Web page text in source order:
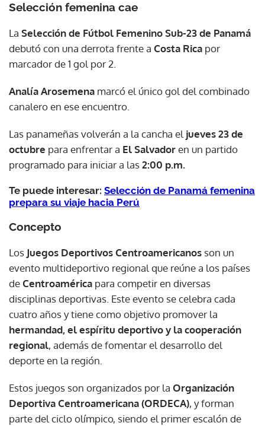
Selección femenina cae
La Selección de Fútbol Femenino Sub-23 de Panamá
debutó con una derrota frente a Costa Rica por
marcador de 1 gol por 2.
Analía Arosemena marcó el único gol del combinado
canalero en ese encuentro.
Las panameñas volverán a la cancha el jueves 23 de
octubre para enfrentar a El Salvadoren un partido
programado para iniciar a las2:00 p.m.
Te puede interesar: Selección de Panamá femenina
prepara su viaje hacia Perú
Concepto
Los Juegos Deportivos Centroamericanos son un
evento multideportivo regional que reúne a los países
deCentroamérica para competir en diversas
disciplinas deportivas. Este evento se celebra cada
cuatro años y tiene como objetivo promover la
hermandad, el espíritu deportivo y la cooperación
regional, además de fomentar el desarrollo del
deporte en la región.
Estos juegos son organizados por la Organización
Deportiva Centroamericana (ORDECA), y forman
parte del ciclo olímpico, siendo el primer escalón de